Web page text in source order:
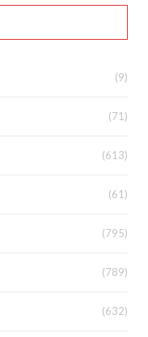
(9)
(71)
(613)
(61)
(795)
(789)
(632)